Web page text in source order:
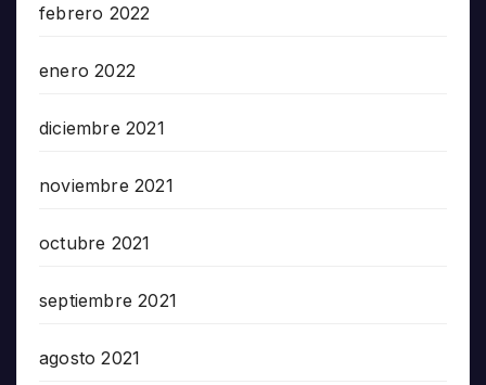
febrero 2022
enero 2022
diciembre 2021
noviembre 2021
octubre 2021
septiembre 2021
agosto 2021